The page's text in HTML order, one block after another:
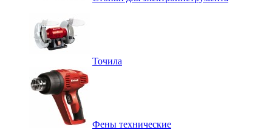
Точила
Фены технические